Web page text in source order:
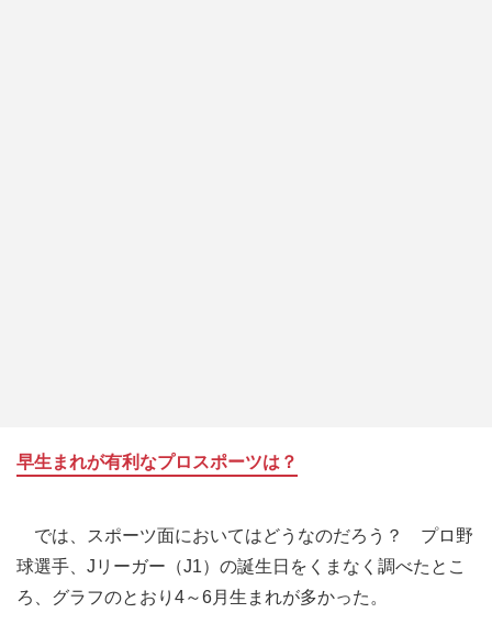
早生まれが有利なプロスポーツは？
では、スポーツ面においてはどうなのだろう？ プロ野
球選手、Jリーガー（J1）の誕生日をくまなく調べたとこ
ろ、グラフのとおり4～6月生まれが多かった。